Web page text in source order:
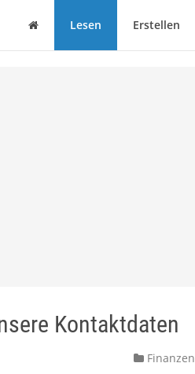
Haus Lesen Erstellen
Kontaktdaten
Finanzen